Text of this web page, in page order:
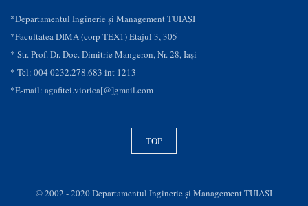
*Departamentul Inginerie și Management TUIAȘI
*Facultatea DIMA (corp TEX1) Etajul 3, 305
* Str. Prof. Dr. Doc. Dimitrie Mangeron, Nr. 28, Iaşi
* Tel: 004 0232.278.683 int 1213
*E-mail: agafitei.viorica[@]gmail.com
TOP
© 2002 - 2020 Departamentul Inginerie şi Management TUIASI